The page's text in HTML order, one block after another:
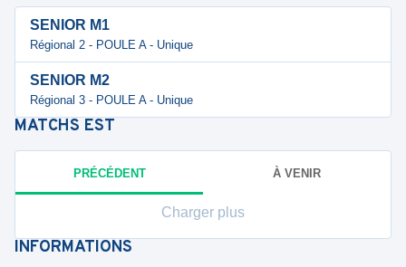
SENIOR M1
Régional 2 - POULE A - Unique
SENIOR M2
Régional 3 - POULE A - Unique
MATCHS EST
PRÉCÉDENT À VENIR
Charger plus
INFORMATIONS